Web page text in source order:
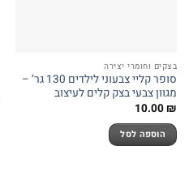
בצקים וחומרי יצירה
סופר קליי צבעוני לילדים 130 גר’ –
מגוון צבעי בצק קלים לעיצוב
10.00₪
הוספה לסל